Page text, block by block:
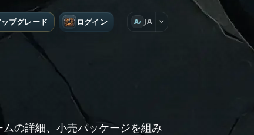
プグレード ログイン A JA
の詳細、小売パッケージを組み